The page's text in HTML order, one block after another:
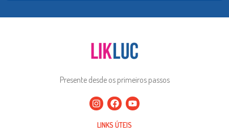
Presente desde os primeiros passos
LINKS ÚTEIS